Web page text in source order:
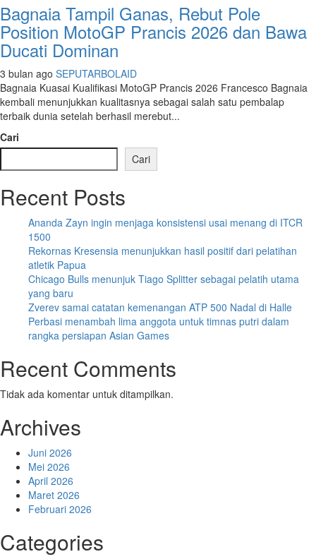
Bagnaia Tampil Ganas, Rebut Pole
Position MotoGP Prancis 2026 dan Bawa
Ducati Dominan
3 bulan ago SEPUTARBOLAID
Bagnaia Kuasai Kualifikasi MotoGP Prancis 2026 Francesco Bagnaia
kembali menunjukkan kualitasnya sebagai salah satu pembalap
terbaik dunia setelah berhasil merebut...
Cari
Cari
Recent Posts
Ananda Zayn ingin menjaga konsistensi usai menang di ITCR
1500
Rekornas Kresensia menunjukkan hasil positif dari pelatihan
atletik Papua
Chicago Bulls menunjuk Tiago Splitter sebagai pelatih utama
yang baru
Zverev samai catatan kemenangan ATP 500 Nadal di Halle
Perbasi menambah lima anggota untuk timnas putri dalam
rangka persiapan Asian Games
Recent Comments
Tidak ada komentar untuk ditampilkan.
Archives
Juni 2026
Mei 2026
April 2026
Maret 2026
Februari 2026
Categories